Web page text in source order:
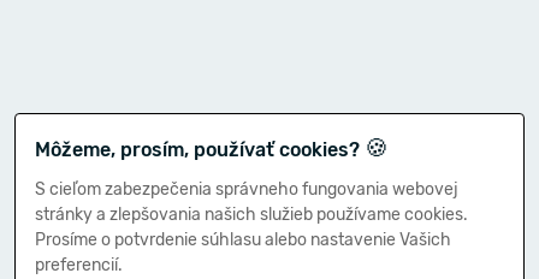
Môžeme, prosím, používať cookies? 🍪
S cieľom zabezpečenia správneho fungovania webovej
stránky a zlepšovania našich služieb používame cookies.
Prosíme o potvrdenie súhlasu alebo nastavenie Vašich
preferencií.